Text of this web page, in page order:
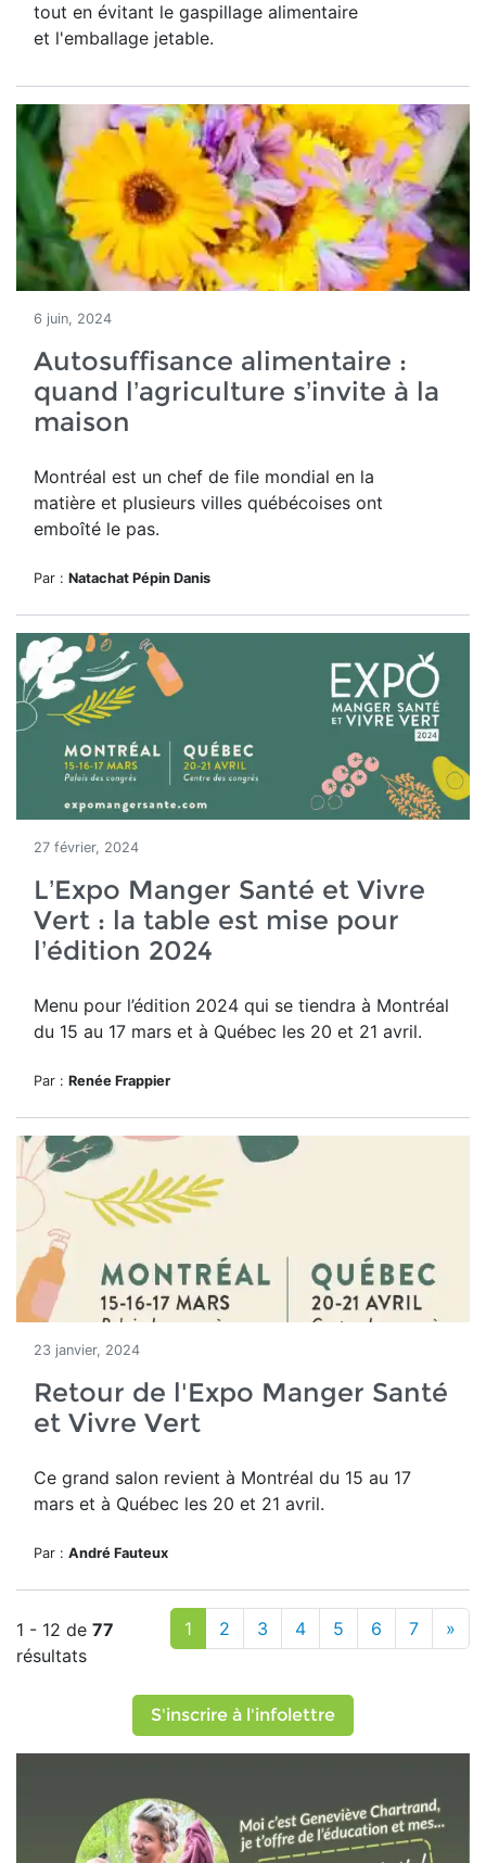
tout en évitant le gaspillage alimentaire
et l'emballage jetable.
6 juin, 2024
Autosuffisance alimentaire :
quand l’agriculture s’invite à la
maison
Montréal est un chef de file mondial en la
matière et plusieurs villes québécoises ont
emboîté le pas.
Par : Natachat Pépin Danis
27 février, 2024
L’Expo Manger Santé et Vivre
Vert : la table est mise pour
l’édition 2024
Menu pour l’édition 2024 qui se tiendra à Montréal
du 15 au 17 mars et à Québec les 20 et 21 avril.
Par : Renée Frappier
23 janvier, 2024
Retour de l'Expo Manger Santé
et Vivre Vert
Ce grand salon revient à Montréal du 15 au 17
mars et à Québec les 20 et 21 avril.
Par : André Fauteux
1 - 12 de 77
résultats
1 2 3 4 5 6 7 »
S'inscrire à l'infolettre